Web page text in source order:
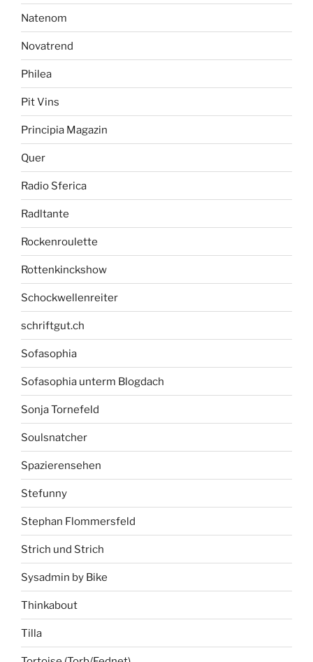
Natenom
Novatrend
Philea
Pit Vins
Principia Magazin
Quer
Radio Sferica
Radltante
Rockenroulette
Rottenkinckshow
Schockwellenreiter
schriftgut.ch
Sofasophia
Sofasophia unterm Blogdach
Sonja Tornefeld
Soulsnatcher
Spazierensehen
Stefunny
Stephan Flommersfeld
Strich und Strich
Sysadmin by Bike
Thinkabout
Tilla